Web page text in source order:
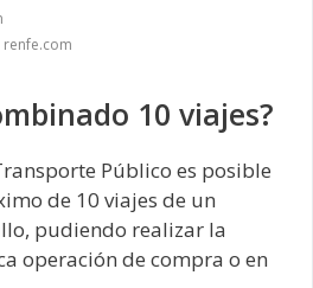
10 viajes?
Público es posible
de 10 viajes de un
pudiendo realizar la
operación de compra o en